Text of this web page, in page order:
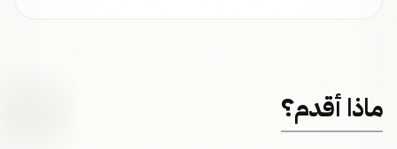
ماذا أقدم؟